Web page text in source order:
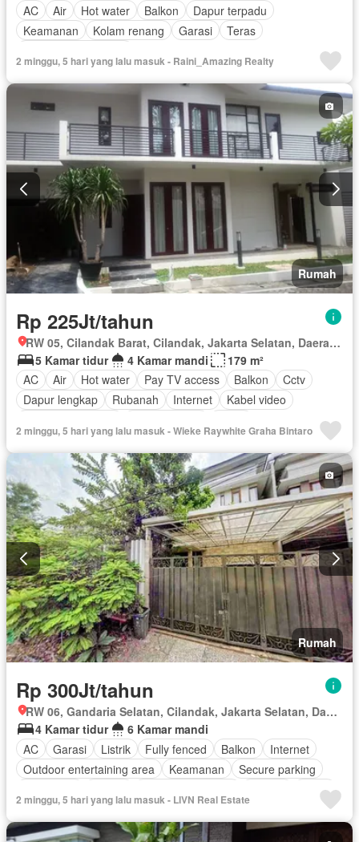
AC
Air Hot water Balkon
Dapur terpadu
Keamanan
Kolam renang Garasi
Teras
2 minggu, 5 hari yang lalu masuk - Raini_Amazing Realty
Rumah
Rp 225Jt/tahun
RW 05, Cilandak Barat, Cilandak, Jakarta Selatan, Daerah Khusus Ibukota Jakarta
5 Kamar tidur
4 Kamar mandi
179 m²
AC
Air Hot water Pay TV access Balkon
Cctv
Dapur lengkap
Rubanah Internet
Kabel video
Secure parking
Rumah jaga Telephone
Televisi
Garasi
Teras Wifi
2 minggu, 5 hari yang lalu masuk - Wieke Raywhite Graha Bintaro
Rumah
Rp 300Jt/tahun
RW 06, Gandaria Selatan, Cilandak, Jakarta Selatan, Daerah Khusus Ibukota Jakarta
4 Kamar tidur
6 Kamar mandi
AC
Garasi Listrik Fully fenced Balkon
Internet
Outdoor entertaining area
Keamanan
Secure parking
Teras
Kabel video
Air Tangki air Wifi
Halaman
Tanpa perabotan
2 minggu, 5 hari yang lalu masuk - LIVN Real Estate